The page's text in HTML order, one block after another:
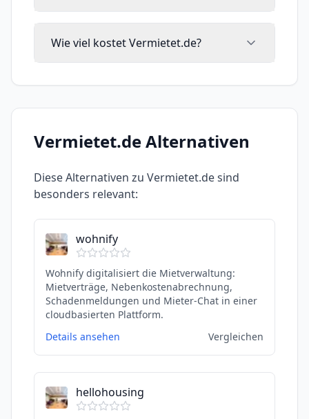
Wie viel kostet Vermietet.de?
Vermietet.deAlternativen
Diese Alternativen zu Vermietet.desind
besonders relevant:
wohnify
Wohnify digitalisiert die Mietverwaltung:
Mietverträge, Nebenkostenabrechnung,
Schadenmeldungen und Mieter-Chat in einer
cloudbasierten Plattform.
Details ansehen
Vergleichen
hellohousing